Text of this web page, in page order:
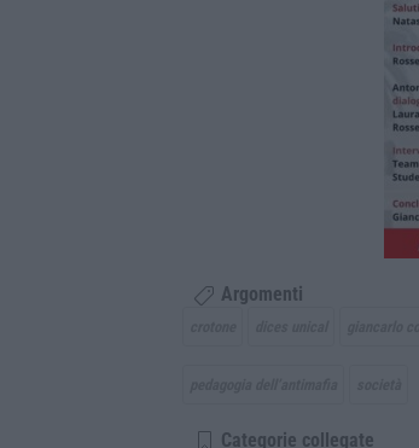
Argomenti
Categorie collegate